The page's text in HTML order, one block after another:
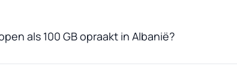
als 100 GB opraakt in Albanië?